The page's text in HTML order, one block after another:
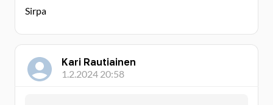
Sirpa
Kari Rautiainen
1.2.2024 20:58